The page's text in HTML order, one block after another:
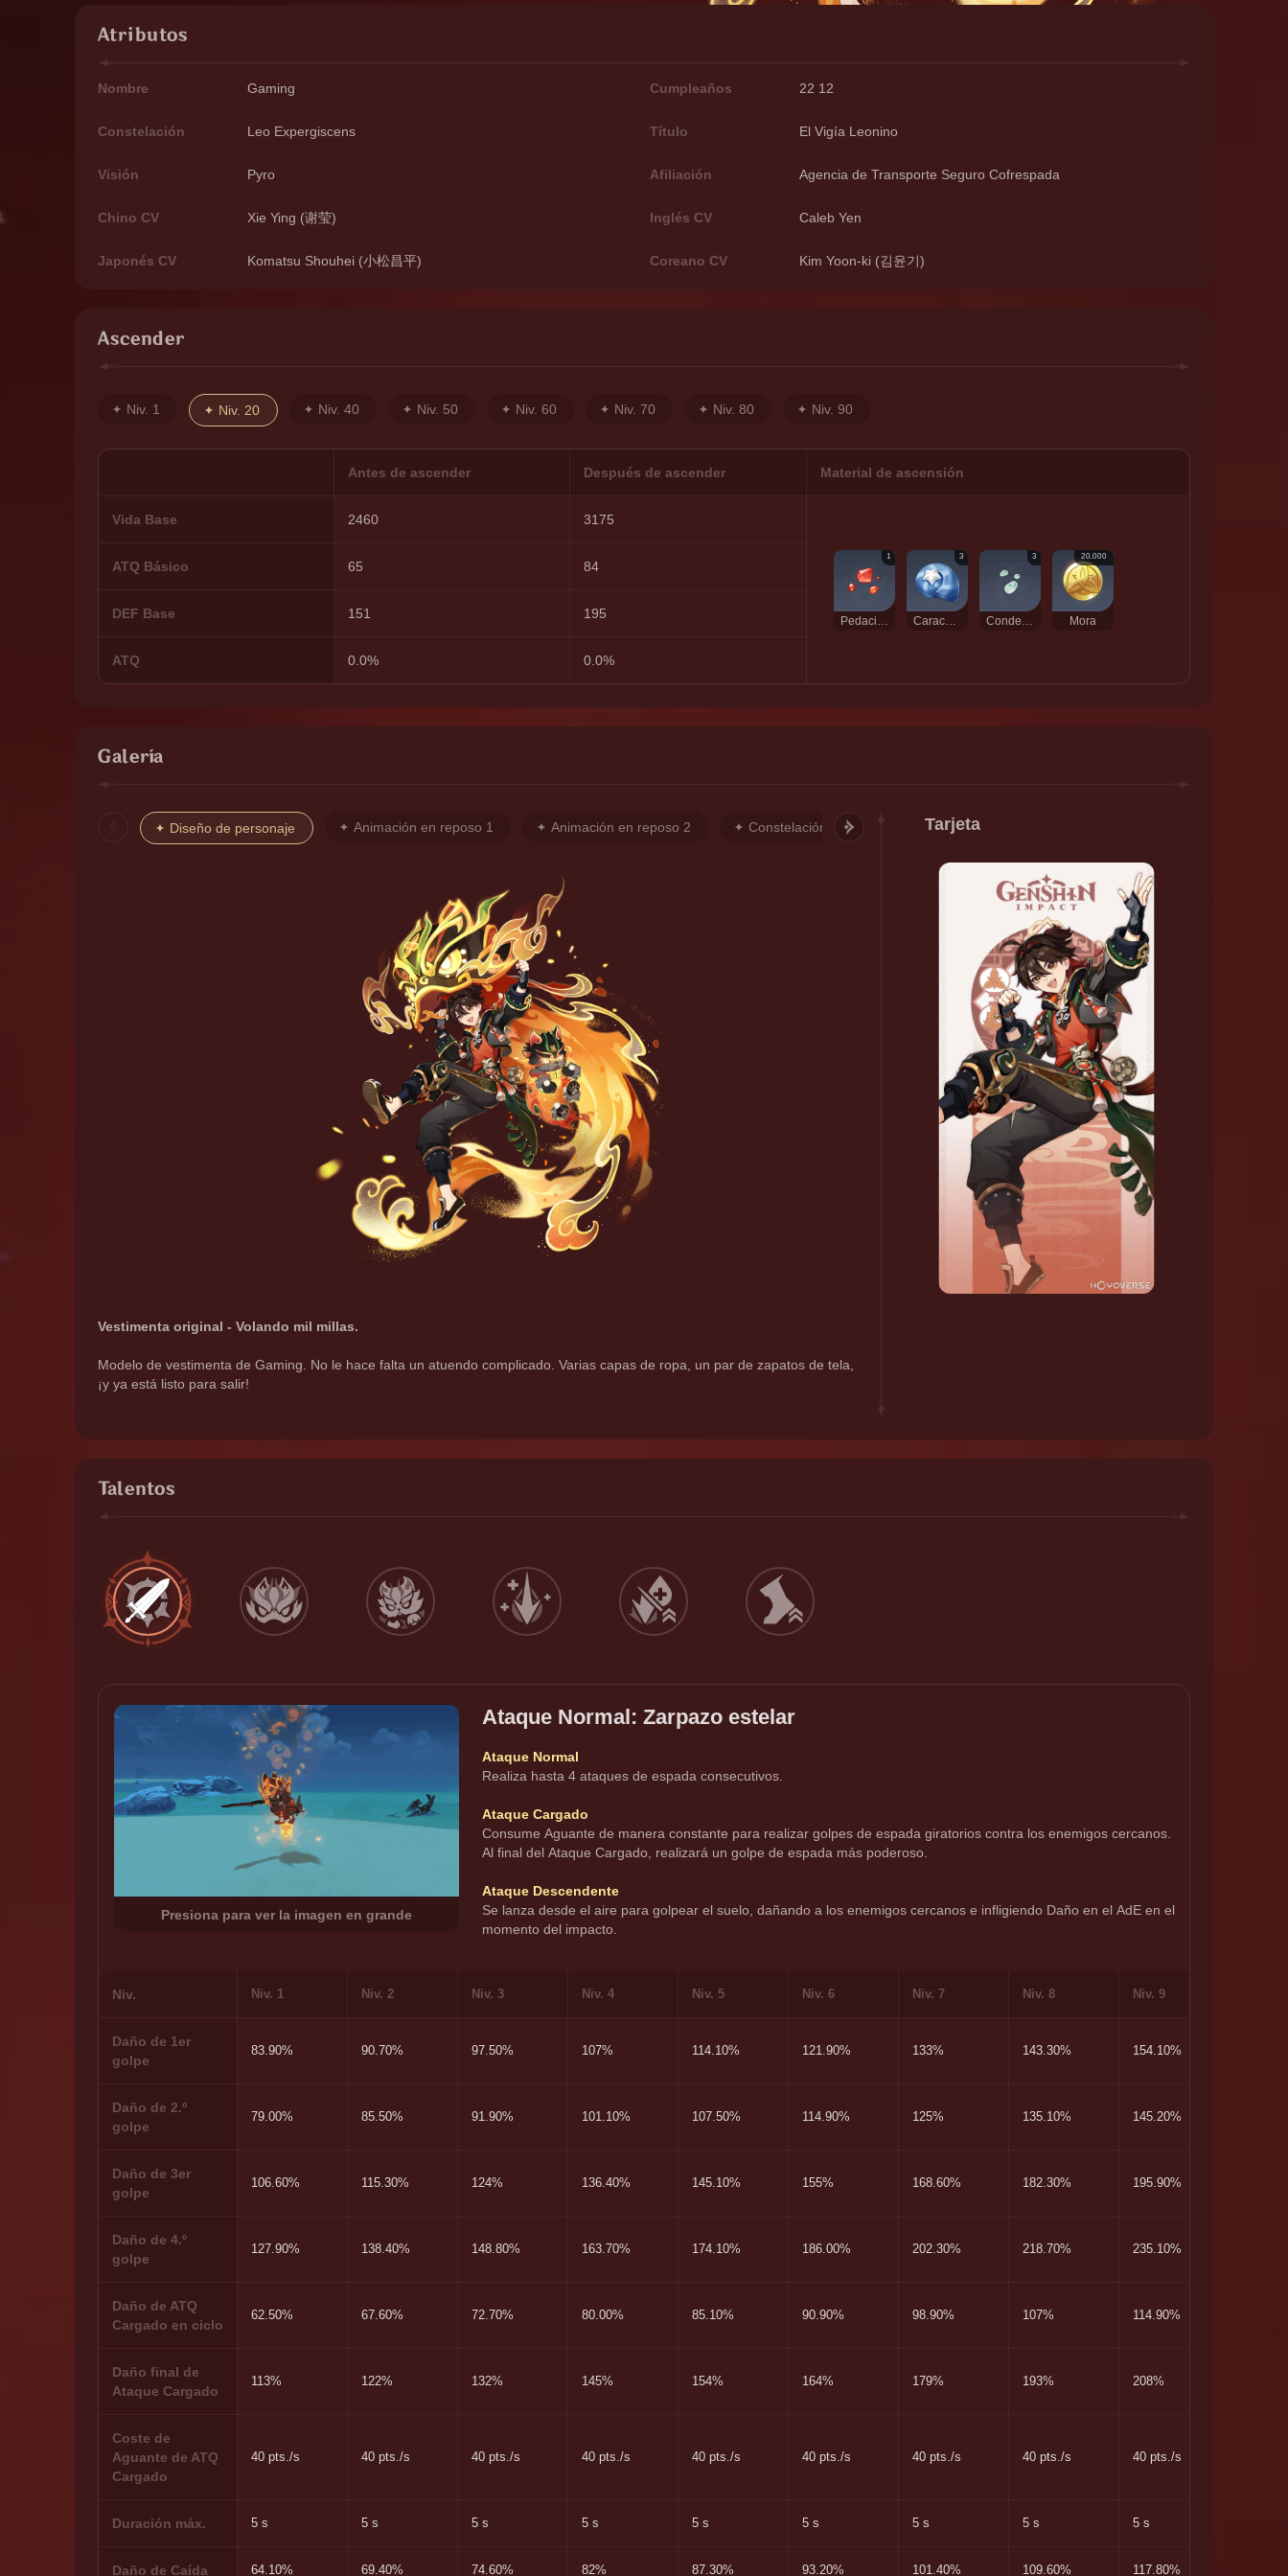
Atributos
Nombre Gaming Cumpleaños 22 12
Constelación Leo Expergiscens Título El Vigía Leonino
Visión Pyro Afiliación Agencia de Transporte Seguro Cofrespada
Chino CV Xie Ying (谢莹) Inglés CV Caleb Yen
Japonés CV Komatsu Shouhei (小松昌平) Coreano CV Kim Yoon-ki (김윤기)
Ascender
Niv. 1 Niv. 20 Niv. 40 Niv. 50 Niv. 60 Niv. 70 Niv. 80 Niv. 90
Antes de ascender Después de ascender Material de ascensión
Vida Base 2460 3175
1 3 3 20.000
Mora
ATQ Básico 65 84
DEF Base 151 195
ATQ 0.0% 0.0%
Galería
Diseño de personaje Animación en reposo 1 Animación en reposo 2 Constelación
Vestimenta original - Volando mil millas.
Modelo de vestimenta de Gaming. No le hace falta un atuendo complicado. Varias capas de ropa, un par de zapatos de tela,
¡y ya está listo para salir!
Tarjeta
Talentos
Presiona para ver la imagen en grande
Ataque Normal: Zarpazo estelar
Ataque Normal
Realiza hasta 4 ataques de espada consecutivos.
Ataque Cargado
Consume Aguante de manera constante para realizar golpes de espada giratorios contra los enemigos cercanos.
Al final del Ataque Cargado, realizará un golpe de espada más poderoso.
Ataque Descendente
Se lanza desde el aire para golpear el suelo, dañando a los enemigos cercanos e infligiendo Daño en el AdE en el
momento del impacto.
Niv. Niv. 1 Niv. 2 Niv. 3 Niv. 4 Niv. 5 Niv. 6 Niv. 7 Niv. 8 Niv. 9
Daño de 1er
golpe
83.90% 90.70% 97.50% 107% 114.10% 121.90% 133% 143.30% 154.10%
Daño de 2.º
golpe
79.00% 85.50% 91.90% 101.10% 107.50% 114.90% 125% 135.10% 145.20%
Daño de 3er
golpe
106.60% 115.30% 124% 136.40% 145.10% 155% 168.60% 182.30% 195.90%
Daño de 4.º
golpe
127.90% 138.40% 148.80% 163.70% 174.10% 186.00% 202.30% 218.70% 235.10%
Daño de ATQ
Cargado en ciclo
62.50% 67.60% 72.70% 80.00% 85.10% 90.90% 98.90% 107% 114.90%
Daño final de
Ataque Cargado
113% 122% 132% 145% 154% 164% 179% 193% 208%
Coste de
Aguante de ATQ
Cargado
40 pts./s 40 pts./s 40 pts./s 40 pts./s 40 pts./s 40 pts./s 40 pts./s 40 pts./s 40 pts./s
Duración máx. 5 s 5 s 5 s 5 s 5 s 5 s 5 s 5 s 5 s
Daño de Caída 64.10% 69.40% 74.60% 82% 87.30% 93.20% 101.40% 109.60% 117.80%